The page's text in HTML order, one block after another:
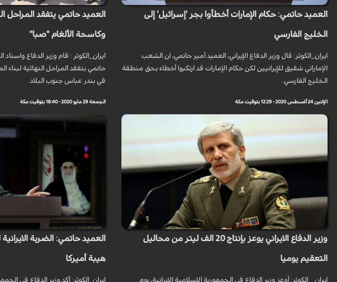
العميد حاتمي: حكام الإمارات أخطأوا بجر 'إسرائيل' إلى
الخليج الفارسي
ايران_الكوثر: قال وزير الدفاع الإيراني، العميد أمير حاتمي، ان الشعب
الإماراتي شقيق للإيرانيين لكن حكام الإمارات قد ارتكبوا أخطاء بحق منطقة
الخليج الفارسي.
الإثنين 24 أغسطس 2020 - 12:29 بتوقيت مكة
العميد حاتمي يتفقد المراحل
وكاسحة الألغام "صبا"
ايران_الكوثر : قام وزير الدفاع واسناد
حاتمي بتفقد المراحل النهائية لبناء
في بندر عباس جنوب البلاد.
الجمعة 29 مايو 2020 - 18:40 بتوقيت مكة
وزير الدفاع الايراني يوعز بإنتاج 20 الف ليتر من محاليل
التعقيم يوميا
ايران _ الكوثر: أوعز وزير الدفاع في الجمهورية الاسلامية الايرانية، يوم
العميد حاتمي: الضربة
هيبة أميركا
ايران_الكوثر: أكد وزير الدفاع في